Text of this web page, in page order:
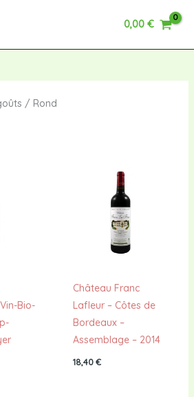
0,00€
/ Rond
Bio-
Château Franc
Lafleur – Côtes de
Bordeaux –
Assemblage – 2014
18,40€